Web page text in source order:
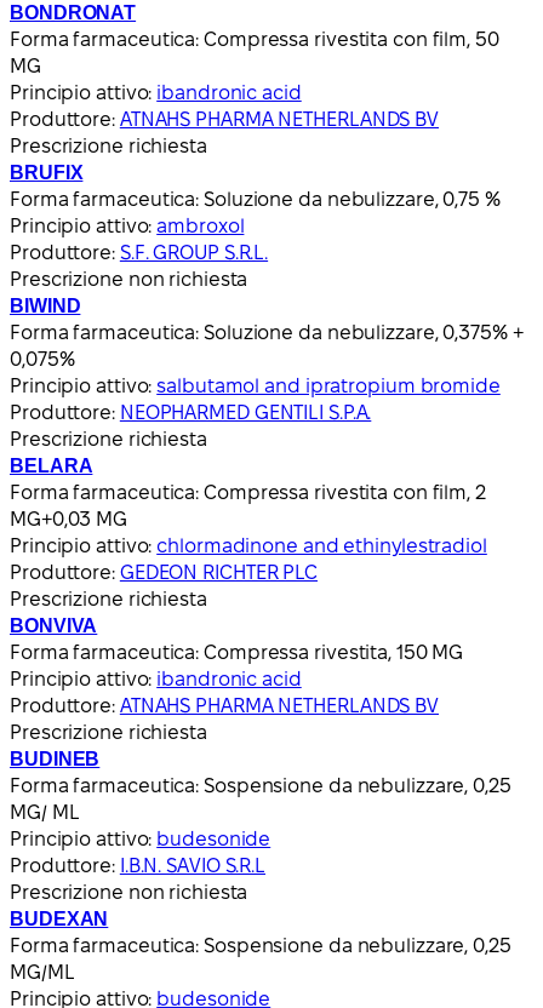
BONDRONAT
Forma farmaceutica: Compressa rivestita con film, 50
MG
Principio attivo: ibandronic acid
Produttore: ATNAHS PHARMA NETHERLANDS BV
Prescrizione richiesta
BRUFIX
Forma farmaceutica: Soluzione da nebulizzare, 0,75 %
Principio attivo:ambroxol
Produttore: S.F. GROUP S.R.L.
Prescrizione non richiesta
BIWIND
Forma farmaceutica: Soluzione da nebulizzare, 0,375% +
0,075%
Principio attivo:salbutamol and ipratropium bromide
Produttore: NEOPHARMED GENTILI S.P.A.
Prescrizione richiesta
BELARA
Forma farmaceutica: Compressa rivestita con film, 2
MG+0,03 MG
Principio attivo: chlormadinone and ethinylestradiol
Produttore: GEDEON RICHTER PLC
Prescrizione richiesta
BONVIVA
Forma farmaceutica: Compressa rivestita, 150 MG
Principio attivo: ibandronic acid
Produttore: ATNAHS PHARMA NETHERLANDS BV
Prescrizione richiesta
BUDINEB
Forma farmaceutica: Sospensione da nebulizzare, 0,25
MG/ ML
Principio attivo: budesonide
Produttore: I.B.N. SAVIO S.R.L
Prescrizione non richiesta
BUDEXAN
Forma farmaceutica: Sospensione da nebulizzare, 0,25
MG/ML
Principio attivo: budesonide